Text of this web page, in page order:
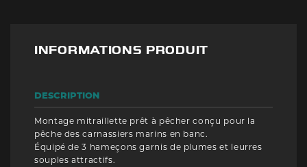
INFORMATIONS PRODUIT
DESCRIPTION
Montage mitraillette prêt à pêcher conçu pour la
pêche des carnassiers marins en banc.
Équipé de 3 hameçons garnis de plumes et leurres
souples attractifs.